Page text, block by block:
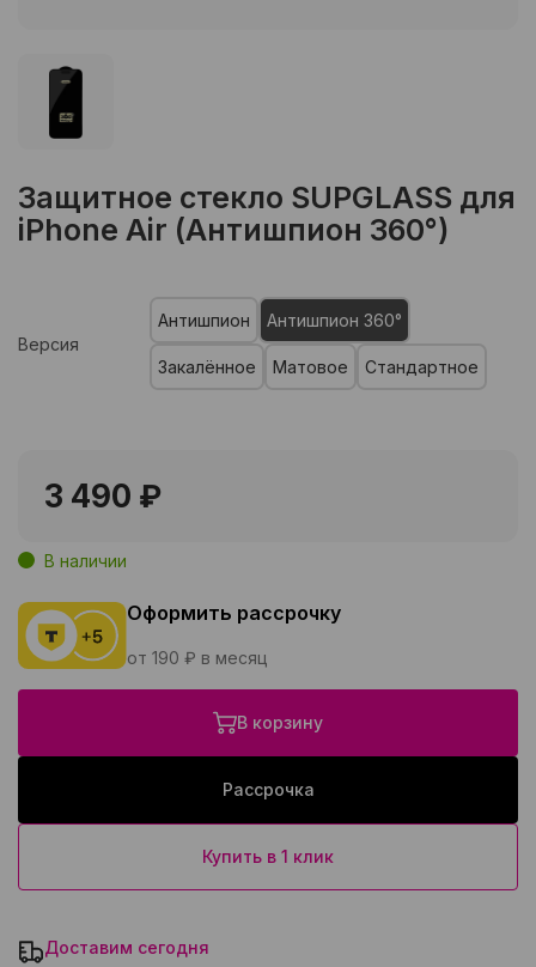
Защитное стекло SUPGLASS для
iPhone Air (Антишпион 360°)
Версия
Антишпион Антишпион 360°
Закалённое Матовое Стандартное
3 490 ₽
В наличии
Оформить рассрочку
от 190 ₽ в месяц
В корзину
Рассрочка
Купить в 1 клик
Доставим сегодня